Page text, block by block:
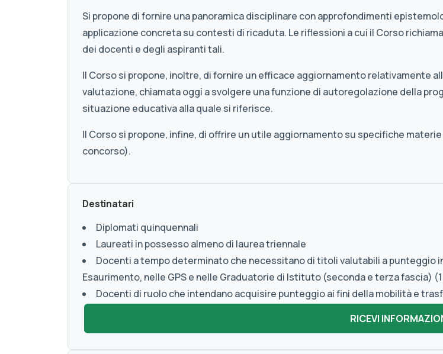
Si propone di fornire una panoramica disciplinare con approfondimenti
applicazione concreta su contesti di ricaduta. Le riflessioni a cui il Corso
dei docenti e degli aspiranti tali.
Il Corso si propone, inoltre, di fornire un efficace aggiornamento relativamente
valutazione, chiamata oggi a svolgere una funzione di autoregolazione della
situazione educativa alla quale si riferisce.
Il Corso si propone, infine, di offrire un utile aggiornamento su specifiche
concorso).
Destinatari
Diplomati quinquennali
Laureati in possesso almeno di laurea triennale
Docenti a tempo determinato che necessitano di titoli valutabili a
Esaurimento, nelle GPS e nelle Graduatorie di Istituto (seconda e terza fascia) (1
Docenti di ruolo che intendano acquisire punteggio ai fini della mobilità e